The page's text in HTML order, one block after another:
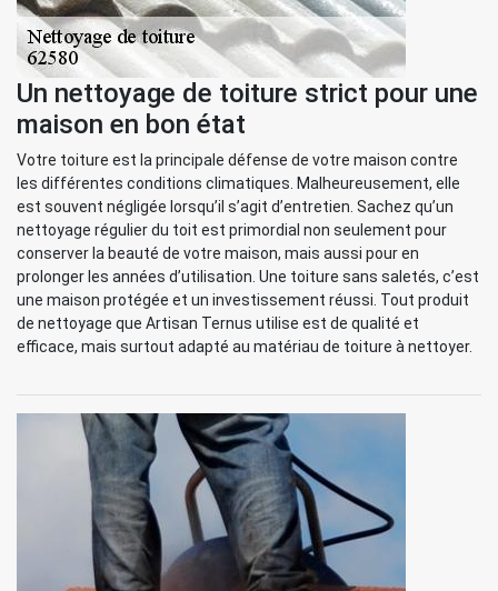
Un nettoyage de toiture strict pour une
maison en bon état
Votre toiture est la principale défense de votre maison contre
les différentes conditions climatiques. Malheureusement, elle
est souvent négligée lorsqu’il s’agit d’entretien. Sachez qu’un
nettoyage régulier du toit est primordial non seulement pour
conserver la beauté de votre maison, mais aussi pour en
prolonger les années d’utilisation. Une toiture sans saletés, c’est
une maison protégée et un investissement réussi. Tout produit
de nettoyage que Artisan Ternus utilise est de qualité et
efficace, mais surtout adapté au matériau de toiture à nettoyer.